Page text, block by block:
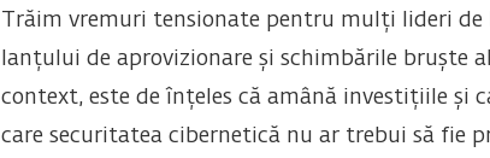
Trăim vremuri tensionate pentru mulți lideri de
lanțului de aprovizionare și schimbările bruște
context, este de înțeles că amână investițiile și
care securitatea cibernetică nu ar trebui să fie